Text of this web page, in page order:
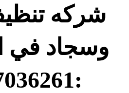
شركه
وسجاد في
:0507036261